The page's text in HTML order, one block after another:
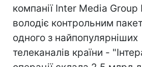
компанії Inter Media
володіє контрольним
одного з найпопулярніших
телеканалів країни -